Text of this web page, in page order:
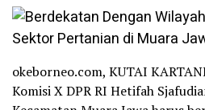
okeborneo.com, KUTAI
Komisi X DPR RI Hetifah